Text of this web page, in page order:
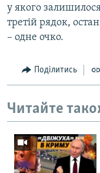
у якого
третій рядок,
– одне очко.
Поділитись
Читайте